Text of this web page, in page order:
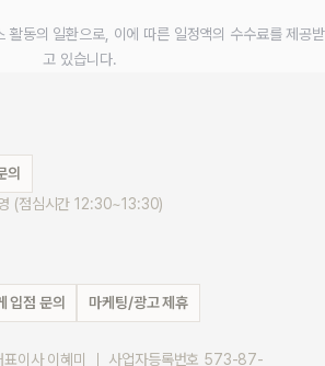
동의 일환으로, 이에 따른 일정액의 수수료를 제공받
고 있습니다.
의
(점심시간 12:30~13:30)
입점 문의 마케팅/광고 제휴
표이사 이혜미 ｜ 사업자등록번호 573-87-